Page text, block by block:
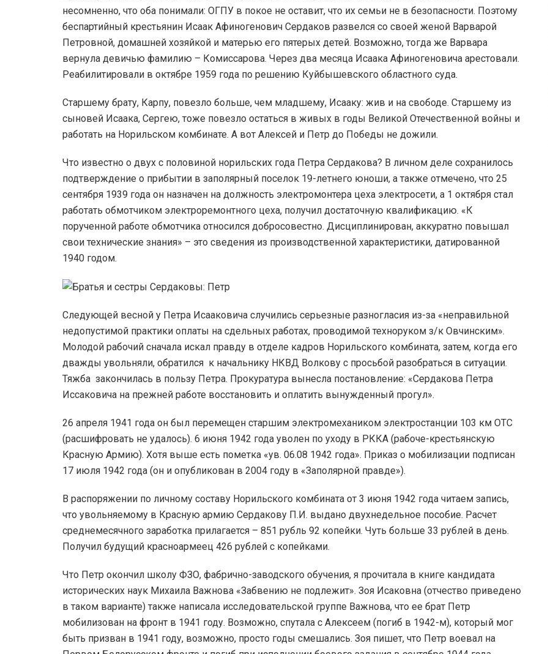
несомненно, что оба понимали: ОГПУ в покое не оставит, что их семьи не в безопасности. Поэтому
беспартийный крестьянин Исаак Афиногенович Сердаков развелся со своей женой Варварой
Петровной, домашней хозяйкой и матерью его пятерых детей. Возможно, тогда же Варвара
вернула девичью фамилию – Комиссарова. Через два месяца Исаака Афиногеновича арестовали.
Реабилитировали в октябре 1959 года по решению Куйбышевского областного суда.
Старшему брату, Карпу, повезло больше, чем младшему, Исааку: жив и на свободе. Старшему из
сыновей Исаака, Сергею, тоже повезло остаться в живых в годы Великой Отечественной войны и
работать на Норильском комбинате. А вот Алексей и Петр до Победы не дожили.
Что известно о двух с половиной норильских года Петра Сердакова? В личном деле сохранилось
подтверждение о прибытии в заполярный поселок 19-летнего юноши, а также отмечено, что 25
сентября 1939 года он назначен на должность электромонтера цеха электросети, а 1 октября стал
работать обмотчиком электроремонтного цеха, получил достаточную квалификацию. «К
порученной работе обмотчика относился добросовестно. Дисциплинирован, аккуратно повышал
свои технические знания» – это сведения из производственной характеристики, датированной
1940 годом.
Следующей весной у Петра Исааковича случились серьезные разногласия из-за «неправильной
недопустимой практики оплаты на сдельных работах, проводимой техноруком з/к Овчинским».
Молодой рабочий сначала искал правду в отделе кадров Норильского комбината, затем, когда его
дважды увольняли, обратился к начальнику НКВД Волкову с просьбой разобраться в ситуации.
Тяжба закончилась в пользу Петра. Прокуратура вынесла постановление: «Сердакова Петра
Иссаковича на прежней работе восстановить и оплатить вынужденный прогул».
26 апреля 1941 года он был перемещен старшим электромехаником электростанции 103 км ОТС
(расшифровать не удалось). 6 июня 1942 года уволен по уходу в РККА (рабоче-крестьянскую
Красную Армию). Хотя выше есть пометка «ув. 06.08 1942 года». Приказ о мобилизации подписан
17 июля 1942 года (он и опубликован в 2004 году в «Заполярной правде»).
В распоряжении по личному составу Норильского комбината от 3 июня 1942 года читаем запись,
что увольняемому в Красную армию Сердакову П.И. выдано двухнедельное пособие. Расчет
среднемесячного заработка прилагается – 851 рубль 92 копейки. Чуть больше 33 рублей в день.
Получил будущий красноармеец 426 рублей с копейками.
Что Петр окончил школу ФЗО, фабрично-заводского обучения, я прочитала в книге кандидата
исторических наук Михаила Важнова «Забвению не подлежит». Зоя Исаковна (отчество приведено
в таком варианте) также написала исследовательской группе Важнова, что ее брат Петр
мобилизован на фронт в 1941 году. Возможно, спутала с Алексеем (погиб в 1942-м), который мог
быть призван в 1941 году, возможно, просто годы смешались. Зоя пишет, что Петр воевал на